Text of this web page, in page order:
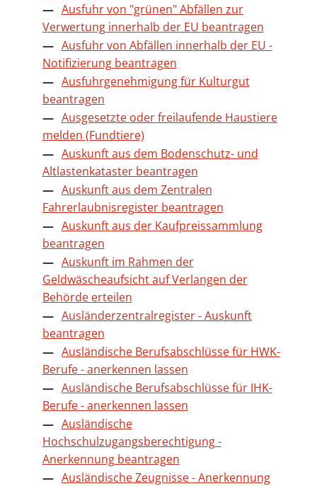
Ausfuhr von "grünen" Abfällen zur
Verwertung innerhalb der EU beantragen
Ausfuhr von Abfällen innerhalb der EU -
Notifizierung beantragen
Ausfuhrgenehmigung für Kulturgut
beantragen
Ausgesetzte oder freilaufende Haustiere
melden (Fundtiere)
Auskunft aus dem Bodenschutz- und
Altlastenkataster beantragen
Auskunft aus dem Zentralen
Fahrerlaubnisregister beantragen
Auskunft aus der Kaufpreissammlung
beantragen
Auskunft im Rahmen der
Geldwäscheaufsicht auf Verlangen der
Behörde erteilen
Ausländerzentralregister - Auskunft
beantragen
Ausländische Berufsabschlüsse für HWK-
Berufe - anerkennen lassen
Ausländische Berufsabschlüsse für IHK-
Berufe - anerkennen lassen
Ausländische
Hochschulzugangsberechtigung -
Anerkennung beantragen
Ausländische Zeugnisse - Anerkennung